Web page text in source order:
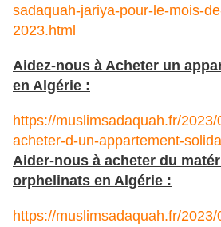
sadaquah-jariya-pour-le-mois-
2023.html
Aidez-nous à Acheter un
en Algérie :
https://muslimsadaquah.fr/
acheter-d-un-appartement-
Aider-nous à acheter du
orphelinats en Algérie :
https://muslimsadaquah.fr/